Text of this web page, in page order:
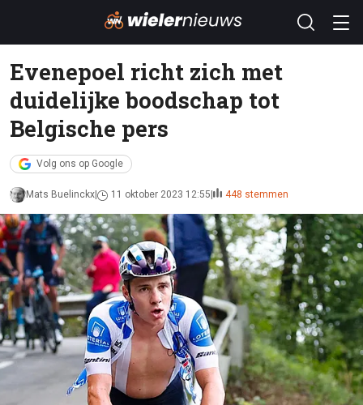
Evenepoel richt zich met
duidelijke boodschap tot
Belgische pers
Volg ons op Google
Mats Buelinckx 11 oktober 2023 12:55 448 stemmen